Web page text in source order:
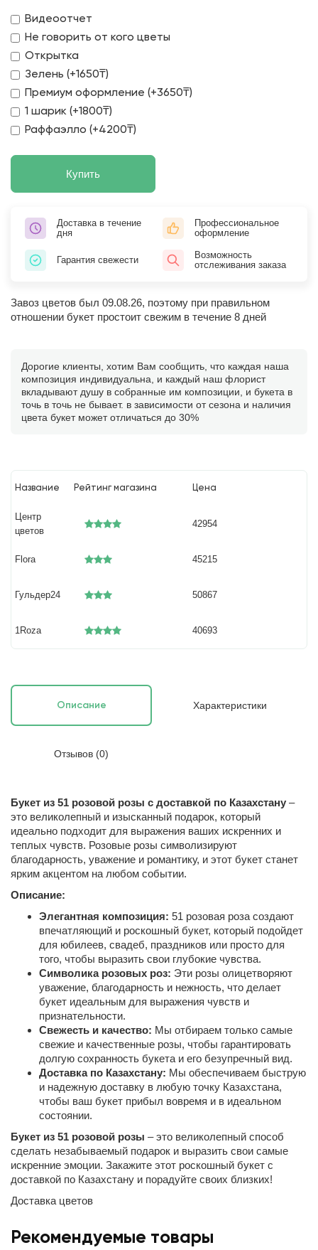
Видеоотчет
Не говорить от кого цветы
Открытка
Зелень (+1650₸)
Премиум оформление (+3650₸)
1 шарик (+1800₸)
Раффаэлло (+4200₸)
Купить
Доставка в течение
дня
Профессиональное
оформление
Гарантия свежести
Возможность
отслеживания заказа
Завоз цветов был 09.08.26, поэтому при правильном
отношении букет простоит свежим в течение 8 дней
Дорогие клиенты, хотим Вам сообщить, что каждая наша
композиция индивидуальна, и каждый наш флорист
вкладывают душу в собранные им композиции, и букета в
точь в точь не бывает. в зависимости от сезона и наличия
цвета букет может отличаться до 30%
Название Рейтинг магазина Цена
Центр
цветов
42954
Flora 45215
Гульдер24 50867
1Roza 40693
Описание Характеристики
Отзывов (0)
Букет из 51 розовой розы с доставкой по Казахстану –
это великолепный и изысканный подарок, который
идеально подходит для выражения ваших искренних и
теплых чувств. Розовые розы символизируют
благодарность, уважение и романтику, и этот букет станет
ярким акцентом на любом событии.
Описание:
Элегантная композиция: 51 розовая роза создают
впечатляющий и роскошный букет, который подойдет
для юбилеев, свадеб, праздников или просто для
того, чтобы выразить свои глубокие чувства.
Символика розовых роз: Эти розы олицетворяют
уважение, благодарность и нежность, что делает
букет идеальным для выражения чувств и
признательности.
Свежесть и качество: Мы отбираем только самые
свежие и качественные розы, чтобы гарантировать
долгую сохранность букета и его безупречный вид.
Доставка по Казахстану: Мы обеспечиваем быструю
и надежную доставку в любую точку Казахстана,
чтобы ваш букет прибыл вовремя и в идеальном
состоянии.
Букет из 51 розовой розы – это великолепный способ
сделать незабываемый подарок и выразить свои самые
искренние эмоции. Закажите этот роскошный букет с
доставкой по Казахстану и порадуйте своих близких!
Доставка цветов
Рекомендуемые товары